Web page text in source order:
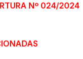
Nº 024/2024